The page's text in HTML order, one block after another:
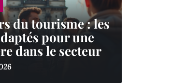
du tourisme : les
pour une
dans le secteur